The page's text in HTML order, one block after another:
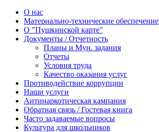
О нас
Материально-технические обеспечение
О "Пушкинской карте"
Документы / Отчетность
Планы и Мун. задания
Отчеты
Условия труда
Качество оказания услуг
Противодействие коррупции
Наши услуги
Антинаркотическая кампания
Обратная связь / Гостевая книга
Часто задаваемые вопросы
Культура для школьников